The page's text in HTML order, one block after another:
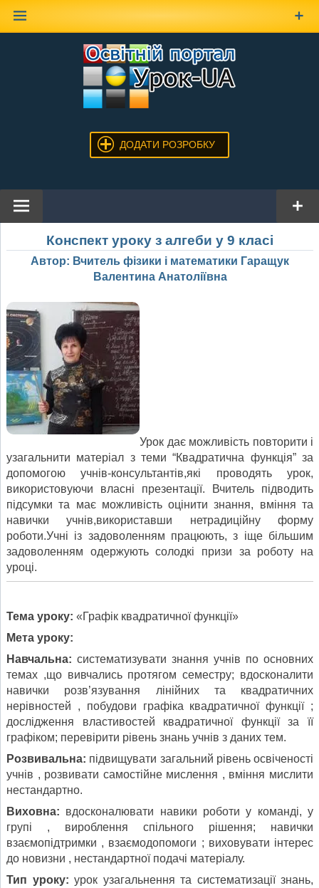
ДОДАТИ РОЗРОБКУ
Конспект уроку з алгеби у 9 класі
Автор: Вчитель фізики і математики Гаращук
Валентина Анатоліївна
Урок дає можливість повторити і
узагальнити матеріал з теми “Квадратична функція” за
допомогою учнів-консультантів,які проводять урок,
використовуючи власні презентації. Вчитель підводить
підсумки та має можливість оцінити знання, вміння та
навички учнів,використавши нетрадиційну форму
роботи.Учні із задоволенням працюють, з іще більшим
задоволенням одержують солодкі призи за роботу на
уроці.
Тема уроку: «Графік квадратичної функції»
Мета уроку:
Навчальна: систематизувати знання учнів по основних
темах ,що вивчались протягом семестру; вдосконалити
навички розв’язування лінійних та квадратичних
нерівностей , побудови графіка квадратичної функції ;
дослідження властивостей квадратичної функції за її
графіком; перевірити рівень знань учнів з даних тем.
Розвивальна: підвищувати загальний рівень освіченості
учнів , розвивати самостійне мислення , вміння мислити
нестандартно.
Виховна: вдосконалювати навики роботи у команді, у
групі , вироблення спільного рішення; навички
взаємопідтримки , взаємодопомоги ; виховувати інтерес
до новизни , нестандартної подачі матеріалу.
Тип уроку: урок узагальнення та систематизації знань,